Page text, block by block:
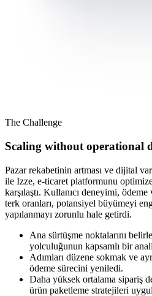
The Challenge
Scaling without operational
Pazar rekabetinin artması ve dijital
ile Izze, e-ticaret platformunu
karşılaştı. Kullanıcı deneyimi,
terk oranları, potansiyel büyümeyi
yapılanmayı zorunlu hale getirdi.
Ana sürtüşme noktalarını
yolculuğunun kapsamlı bir
Adımları düzene sokmak ve
ödeme sürecini yeniledi.
Daha yüksek ortalama sipariş
ürün paketleme stratejileri